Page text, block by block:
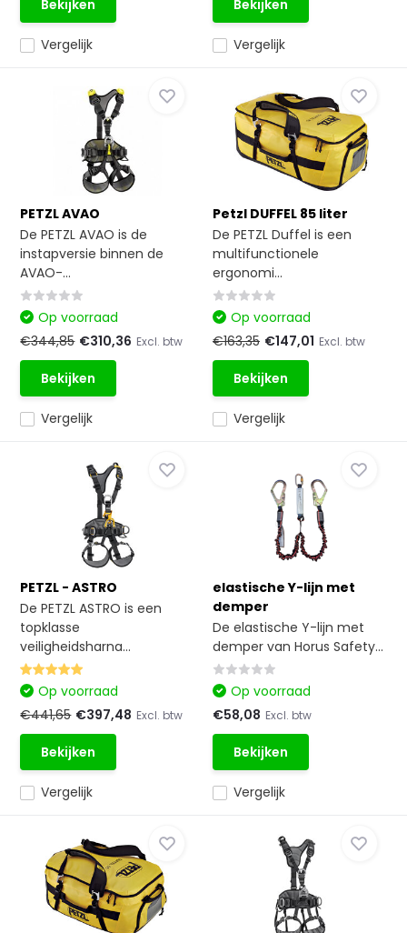
Vergelijk
Bekijken
Vergelijk
Bekijken
PETZL AVAO
De PETZL AVAO is de
instapversie binnen de
AVAO-...
Vergelijk
Op voorraad
€344,85 €310,36 Excl. btw
Bekijken
Petzl DUFFEL 85 liter
De PETZL Duffel is een
multifunctionele
ergonomi...
Vergelijk
Op voorraad
€163,35 €147,01 Excl. btw
Bekijken
PETZL - ASTRO
De PETZL ASTRO is een
topklasse
veiligheidsharna...
Vergelijk
Op voorraad
€441,65 €397,48 Excl. btw
Bekijken
elastische Y-lijn met
demper
De elastische Y-lijn met
demper van Horus Safety...
Vergelijk
Op voorraad
€58,08 Excl. btw
Bekijken